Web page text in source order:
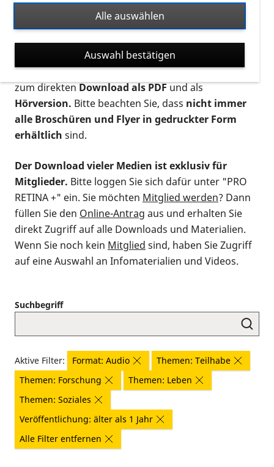
Ort. Nutzen Sie den Formatfilter, um ausschließlich
nach Flyern und Broschüren, Audios oder Videos zu
suchen. Die meisten Flyer und Broschüren werden in
verschiedenen Formaten angeboten: zur
postalischen Bestellung als gedruckte Variante
zum direktenDownload als PDFund als
Hörversion. Bitte beachten Sie, dass nicht immer
alle Broschüren und Flyer in gedruckter Form
erhältlich sind.
Der Download vieler Medien ist exklusiv für
Mitglieder. Bitte loggen Sie sich dafür unter "PRO
RETINA +" ein. Sie möchten Mitglied werden? Dann
füllen Sie den Online-Antrag aus und erhalten Sie
direkt Zugriff auf alle Downloads und Materialien.
Wenn Sie noch kein Mitglied sind, haben Sie Zugriff
auf eine Auswahl an Infomaterialien und Videos.
Suchbegriff
Aktive Filter: Format: Audio
Themen: Teilhabe
Themen: Forschung
Themen: Leben
Themen: Soziales
Veröffentlichung: älter als 1 Jahr
Alle Filter entfernen
Alle auswählen
Auswahl bestätigen